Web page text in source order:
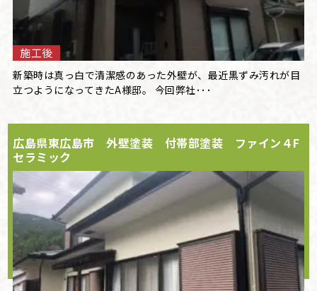
施工後
新築時は真っ白で清潔感のあった外壁が、最近黒ずみ汚れが目
立つようになってきたA様邸。 今回弊社･･･
広島県東広島市 外壁塗装 付帯部塗装 ファイン４F
セラミック